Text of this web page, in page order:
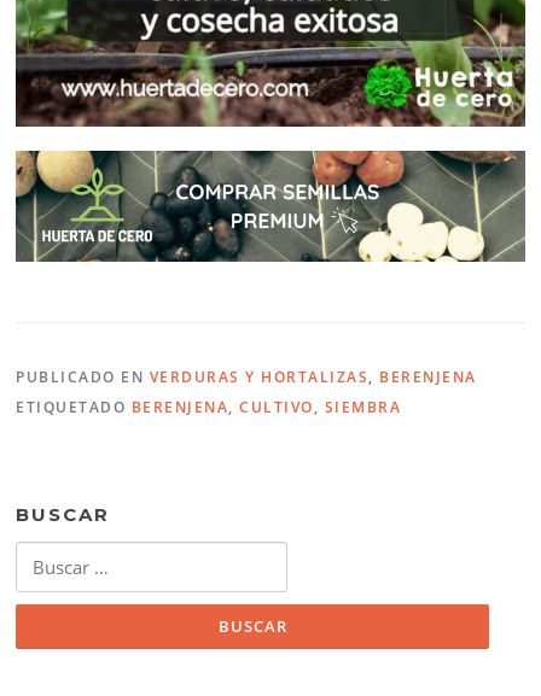
PUBLICADO EN VERDURAS Y HORTALIZAS, BERENJENA
ETIQUETADO BERENJENA,CULTIVO, SIEMBRA
BUSCAR